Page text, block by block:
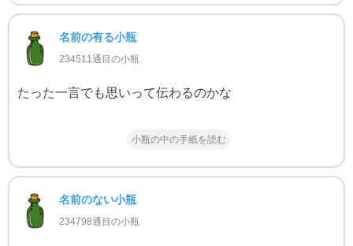
名前の有る小瓶
234511通目の小瓶
たった一言でも思いって伝わるのかな
小瓶の中の手紙を読む
名前のない小瓶
234798通目の小瓶